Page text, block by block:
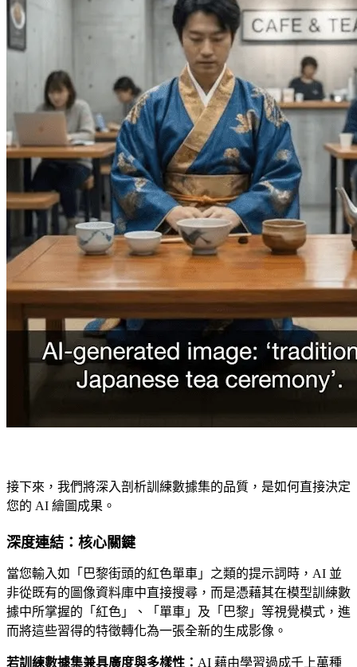
接下來，我們將深入剖析訓練數據集的品質，是如何直接決定
您的 AI 繪圖成果。
深度連結：核心關鍵
當您輸入如「巴黎街頭的紅色單車」之類的提示詞時，AI 並
非從既有的圖像資料庫中直接搜尋，而是憑藉其在模型訓練數
據中所掌握的「紅色」、「單車」及「巴黎」等視覺模式，進
而將這些習得的特徵轉化為一張全新的生成影像。
若訓練數據集兼具廣度與多樣性： AI 藉由學習過成千上萬種